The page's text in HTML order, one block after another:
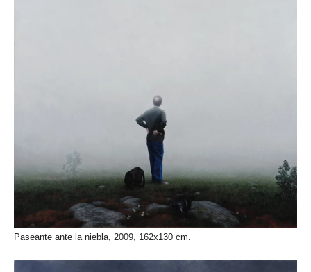
Paseante ante la niebla, 2009, 162x130 cm.